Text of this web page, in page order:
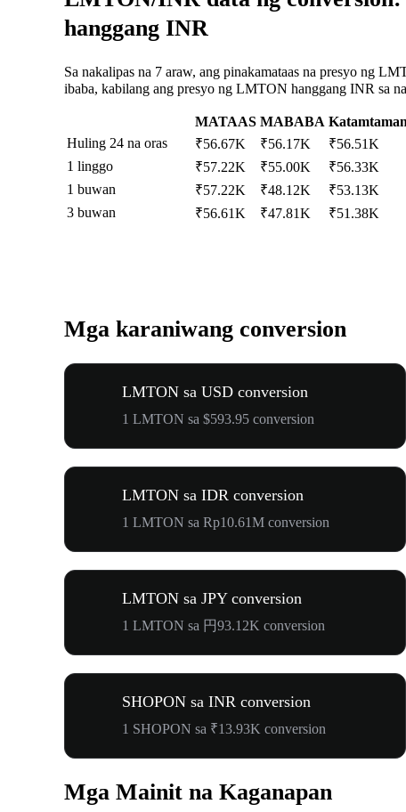
hanggang INR
Sa nakalipas na 7 araw, ang pinakamataas na presyo ng
ibaba, kabilang ang presyo ng LMTON hanggang INR sa
MATAAS MABABA Katamtaman
Huling 24 na oras
₹56.67K ₹56.17K ₹56.51K
1 linggo
₹57.22K ₹55.00K ₹56.33K
1 buwan
₹57.22K ₹48.12K ₹53.13K
3 buwan
₹56.61K ₹47.81K ₹51.38K
Mga karaniwang conversion
LMTON sa USD conversion
1 LMTON sa $593.95 conversion
LMTON sa IDR conversion
1 LMTON sa Rp10.61M conversion
LMTON sa JPY conversion
1 LMTON sa 円93.12K conversion
SHOPON sa INR conversion
1 SHOPON sa ₹13.93K conversion
Mga Mainit na Kaganapan